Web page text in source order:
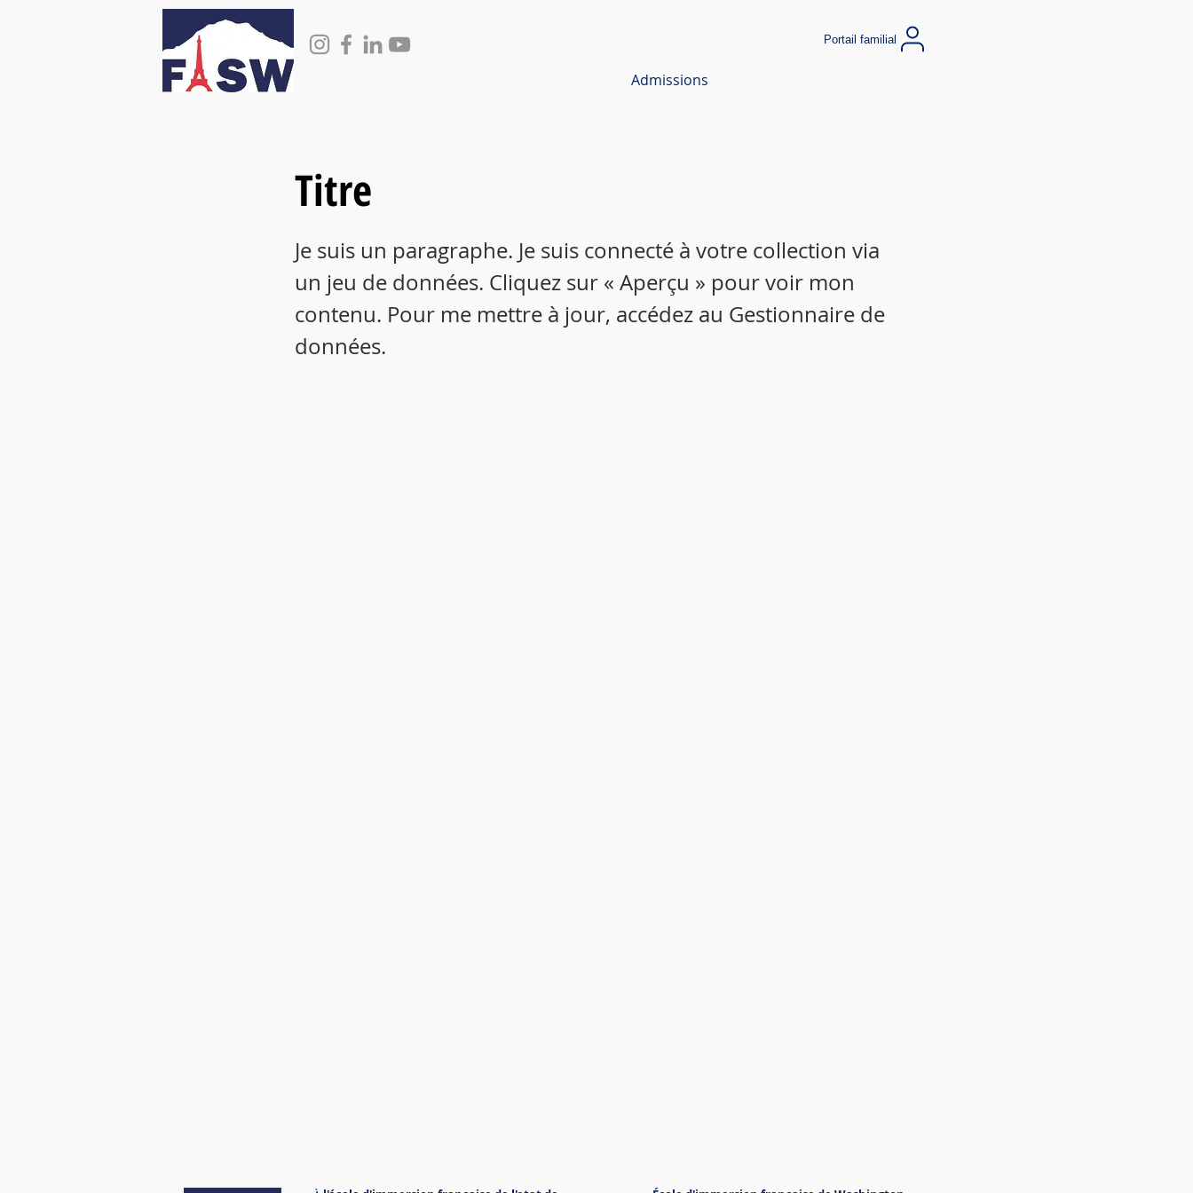
Portail familial
Admissions
Titre
Je suis un paragraphe. Je suis connecté à votre collection via
un jeu de données. Cliquez sur « Aperçu » pour voir mon
contenu. Pour me mettre à jour, accédez au Gestionnaire de
données.